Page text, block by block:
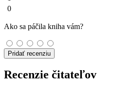
0
Ako sa páčila kniha vám?
Pridať recenziu
Recenzie čitateľov